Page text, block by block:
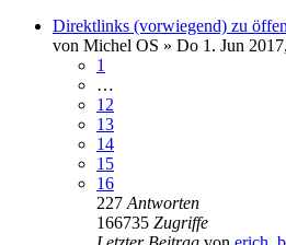
Direktlinks (vorwiegend) zu
von Michel OS » Do 1. Jun
1
…
12
13
14
15
16
227 Antworten
166735 Zugriffe